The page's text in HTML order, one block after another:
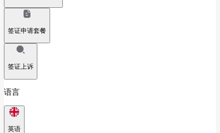
签证申请套餐
签证上诉
语言
英语